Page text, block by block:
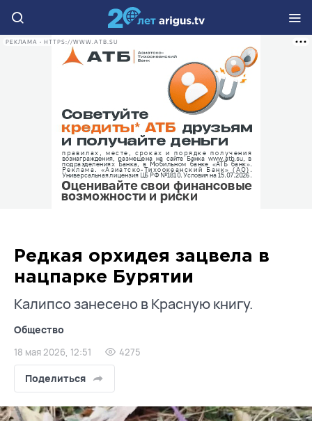
РЕКЛАМА • HTTPS://WWW.ATB.SU
Редкая орхидея зацвела в
нацпарке Бурятии
Калипсо занесено в Красную книгу.
Общество
18 мая 2026, 12:51 4275
Поделиться